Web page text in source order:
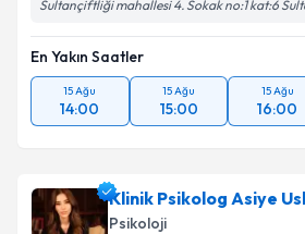
Sultançiftliği mahallesi 4. Sokak no:1 kat:6
En Yakın Saatler
15 Ağu
14:00
15 Ağu
15:00
15 Ağu
16:00
Klinik Psikolog Asiye
Psikoloji